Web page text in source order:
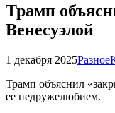
Трамп
Венесуэлой
1 декабря 2025Разное
Трамп объяснил
ее недружелюбием.